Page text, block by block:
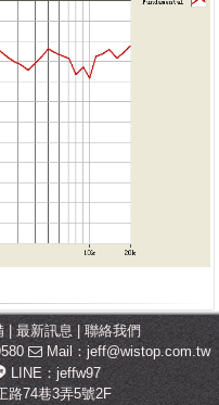
最新訊息|聯絡我們
Mail： jeff@wistop.com.tw
LINE：jeffw97
路74巷3弄5號2F